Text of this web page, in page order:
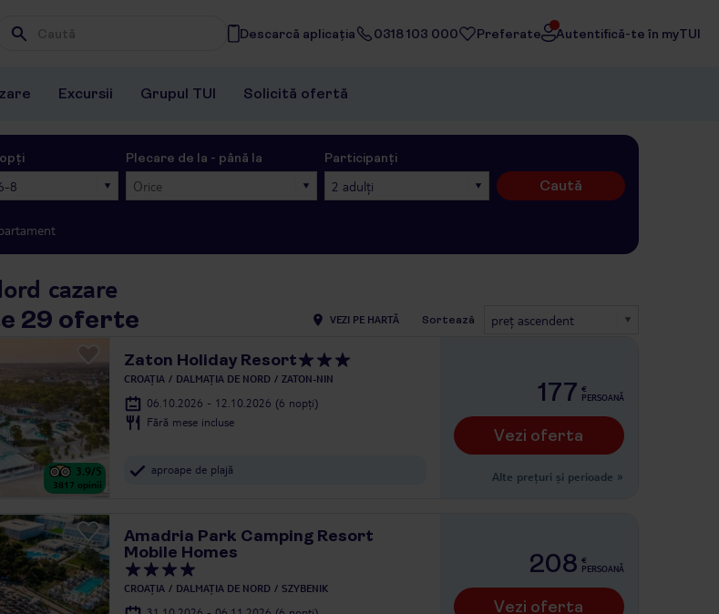
Wpisz frazę, której szukasz
Descarcă aplicația 0318 103 000 Preferate Autentifică-te în myTUI
Excursii Grupul TUI Solicită ofertă
8
Plecare de la - până la
Orice
Participanți
2 adulți Caută
cazare
29 oferte VEZI PE HARTĂ Sortează preţ ascendent
3.9/5
3817 opinii
Zaton Holiday Resort
CROAȚIA DALMAȚIA DE NORD ZATON-NIN
06.10.2026 - 12.10.2026 (6 nopți)
Fără mese incluse
aproape de plajă
177 €
PERSOANĂ
Vezi oferta
Alte prețuri și perioade »
Amadria Park Camping Resort
Mobile Homes
CROAȚIA DALMAȚIA DE NORD SZYBENIK
208 €
PERSOANĂ
Vezi oferta